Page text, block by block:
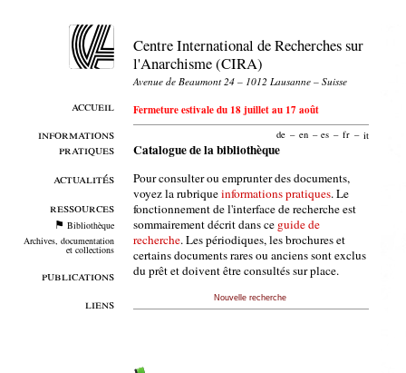
accueil
informations
pratiques
actualités
ressources
Bibliothèque
Archives, documentation
et collections
publications
liens
Centre International de Recherches sur
l'Anarchisme (CIRA)
Avenue de Beaumont 24 – 1012 Lausanne – Suisse
Fermeture estivale du 18 juillet au 17 août
de – en – es – fr – it
Catalogue de la bibliothèque
Pour consulter ou emprunter des documents,
voyez la rubriqueinformations pratiques. Le
fonctionnement de l'interface de recherche est
sommairement décrit dans ce guide de
recherche. Les périodiques, les brochures et
certains documents rares ou anciens sont exclus
du prêt et doivent être consultés sur place.
Nouvelle recherche